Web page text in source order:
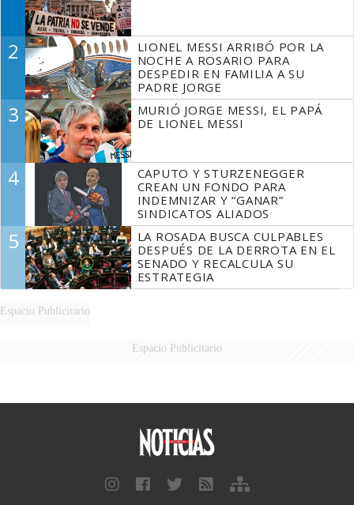
2
LIONEL MESSI ARRIBÓ POR LA
NOCHE A ROSARIO PARA
DESPEDIR EN FAMILIA A SU
PADRE JORGE
3
MURIÓ JORGE MESSI, EL PAPÁ
DE LIONEL MESSI
4
CAPUTO Y STURZENEGGER
CREAN UN FONDO PARA
INDEMNIZAR Y “GANAR”
SINDICATOS ALIADOS
5
LA ROSADA BUSCA CULPABLES
DESPUÉS DE LA DERROTA EN EL
SENADO Y RECALCULA SU
ESTRATEGIA
Espacio Publicitario
Espacio Publicitario